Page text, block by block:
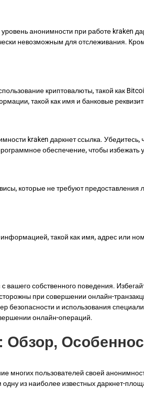
анонимности при работе kraken
невозможным для отслеживания.
криптовалюты, такой как
такой как имя и банковые
kraken даркнет ссылка.
обеспечение, чтобы избежать
которые не требуют
такой как имя, адрес или
собственного поведения.
при совершении онлайн-
и использования
онлайн-операций.
Обзор,
многих пользователей своей
из наиболее известных даркнет-